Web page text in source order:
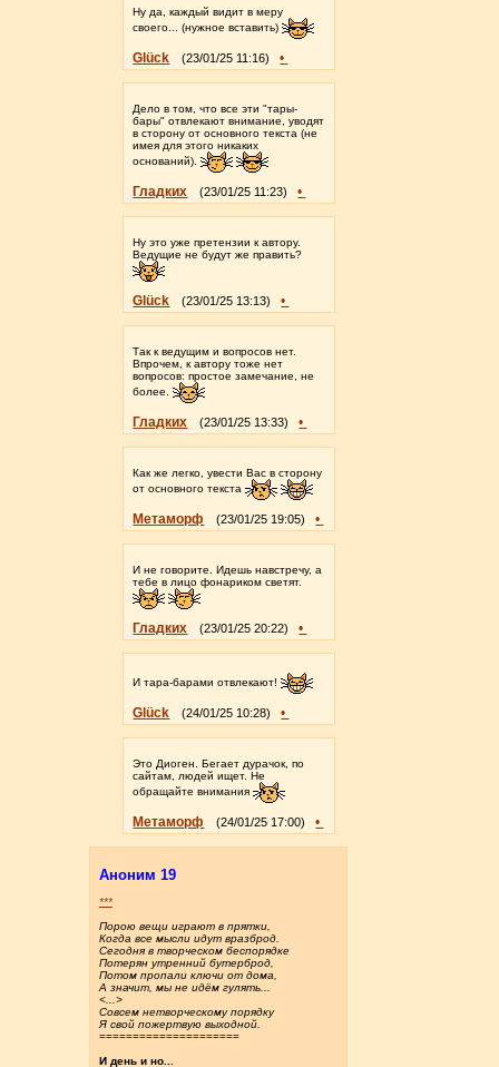
Ну да, каждый видит в меру
своего... (нужное вставить)
Glück (23/01/25 11:16) •
Дело в том, что все эти "тары-
бары" отвлекают внимание, уводят
в сторону от основного текста (не
имея для этого никаких
оснований).
Гладких (23/01/25 11:23) •
Ну это уже претензии к автору.
Ведущие не будут же править?
Glück (23/01/25 13:13) •
Так к ведущим и вопросов нет.
Впрочем, к автору тоже нет
вопросов: простое замечание, не
более.
Гладких (23/01/25 13:33) •
Как же легко, увести Вас в сторону
от основного текста
Метаморф (23/01/25 19:05) •
И не говорите. Идешь навстречу, а
тебе в лицо фонариком светят.
Гладких (23/01/25 20:22) •
И тара-барами отвлекают!
Glück (24/01/25 10:28) •
Это Диоген. Бегает дурачок, по
сайтам, людей ищет. Не
обращайте внимания
Метаморф (24/01/25 17:00) •
Аноним 19
***
Порою вещи играют в прятки,
Когда все мысли идут вразброд.
Сегодня в творческом беспорядке
Потерян утренний бутерброд,
Потом пропали ключи от дома,
А значит, мы не идём гулять...
<...>
Совсем нетворческому порядку
Я свой пожертвую выходной.
=====================
И день и но...